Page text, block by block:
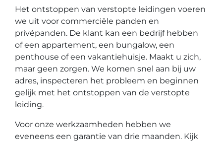
Het ontstoppen van verstopte leidingen voeren
we uit voor commerciële panden en
privépanden. De klant kan een bedrijf hebben
of een appartement, een bungalow, een
penthouse of een vakantiehuisje. Maakt u zich,
maar geen zorgen. We komen snel aan bij uw
adres, inspecteren het probleem en beginnen
gelijk met het ontstoppen van de verstopte
leiding.
Voor onze werkzaamheden hebben we
eveneens een garantie van drie maanden. Kijk